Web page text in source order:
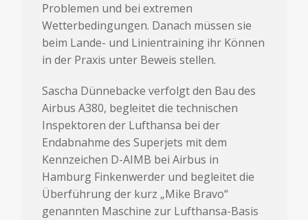
Problemen und bei extremen
Wetterbedingungen. Danach müssen sie
beim Lande- und Linientraining ihr Können
in der Praxis unter Beweis stellen.
Sascha Dünnebacke verfolgt den Bau des
Airbus A380, begleitet die technischen
Inspektoren der Lufthansa bei der
Endabnahme des Superjets mit dem
Kennzeichen D-AIMB bei Airbus in
Hamburg Finkenwerder und begleitet die
Überführung der kurz „Mike Bravo“
genannten Maschine zur Lufthansa-Basis